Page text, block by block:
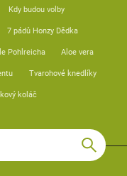
Kdy budou volby
7 pádů Honzy Dědka
Pohlreicha Aloe vera
Tvarohové knedlíky
koláč